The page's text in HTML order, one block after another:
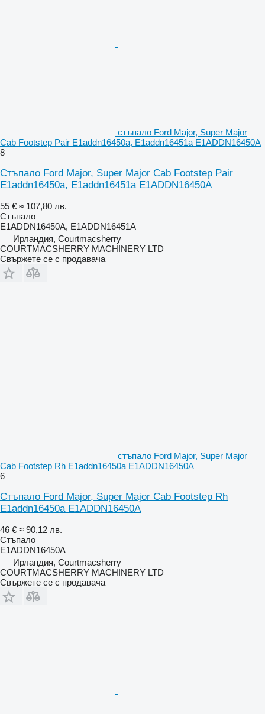
стъпало Ford Major, Super Major
Cab Footstep Pair E1addn16450a, E1addn16451a E1ADDN16450A
8
Стъпало Ford Major, Super Major Cab Footstep Pair
E1addn16450a, E1addn16451a E1ADDN16450A
55 € ≈ 107,80 лв.
Стъпало
E1ADDN16450A, E1ADDN16451A
Ирландия, Courtmacsherry
COURTMACSHERRY MACHINERY LTD
Свържете се с продавача
стъпало Ford Major, Super Major
Cab Footstep Rh E1addn16450a E1ADDN16450A
6
Стъпало Ford Major, Super Major Cab Footstep Rh
E1addn16450a E1ADDN16450A
46 € ≈ 90,12 лв.
Стъпало
E1ADDN16450A
Ирландия, Courtmacsherry
COURTMACSHERRY MACHINERY LTD
Свържете се с продавача